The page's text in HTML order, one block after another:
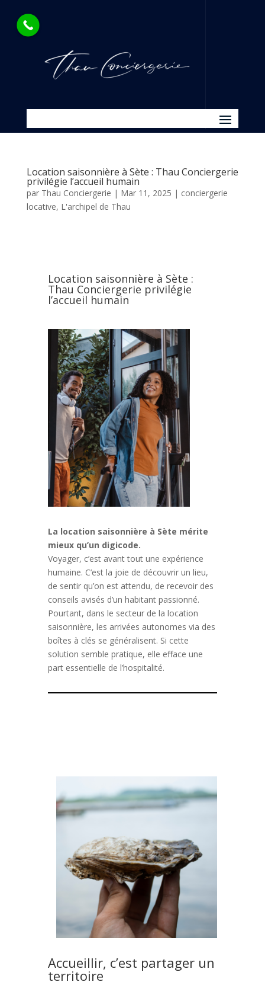
Location saisonnière à Sète : Thau Conciergerie
privilégie l’accueil humain
par Thau Conciergerie | Mar 11, 2025 | conciergerie
locative, L'archipel de Thau
Location saisonnière à Sète :
Thau Conciergerie privilégie
l’accueil humain
La location saisonnière à Sète mérite
mieux qu’un digicode.
Voyager, c’est avant tout une expérience
humaine. C’est la joie de découvrir un lieu,
de sentir qu’on est attendu, de recevoir des
conseils avisés d’un habitant passionné.
Pourtant, dans le secteur de la location
saisonnière, les arrivées autonomes via des
boîtes à clés se généralisent. Si cette
solution semble pratique, elle efface une
part essentielle de l’hospitalité.
Accueillir, c’est partager un
territoire